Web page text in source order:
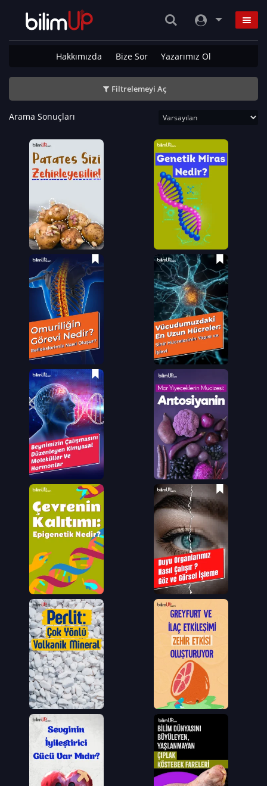
Hakkımızda Bize Sor Yazarımız Ol
Filtrelemeyi Aç
Arama Sonuçları